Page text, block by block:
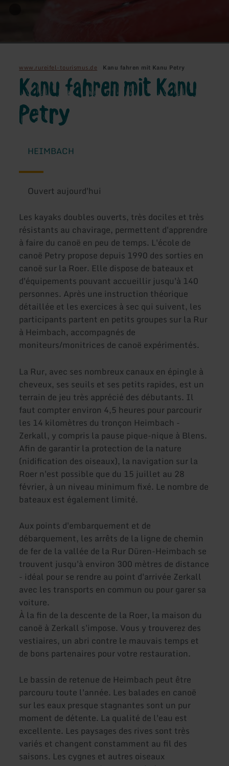
www.rureifel-tourismus.de Kanu fahren mit Kanu Petry
Kanu fahren mit Kanu
Petry
HEIMBACH
Ouvert aujourd'hui
Les kayaks doubles ouverts, très dociles et très
résistants au chavirage, permettent d'apprendre
à faire du canoë en peu de temps. L'école de
canoë Petry propose depuis 1990 des sorties en
canoë sur la Roer. Elle dispose de bateaux et
d'équipements pouvant accueillir jusqu'à 140
personnes. Après une instruction théorique
détaillée et les exercices à sec qui suivent, les
participants partent en petits groupes sur la Rur
à Heimbach, accompagnés de
moniteurs/monitrices de canoë expérimentés.
La Rur, avec ses nombreux canaux en épingle à
cheveux, ses seuils et ses petits rapides, est un
terrain de jeu très apprécié des débutants. Il
faut compter environ 4,5 heures pour parcourir
les 14 kilomètres du tronçon Heimbach -
Zerkall, y compris la pause pique-nique à Blens.
Afin de garantir la protection de la nature
(nidification des oiseaux), la navigation sur la
Roer n'est possible que du 15 juillet au 28
février, à un niveau minimum fixé. Le nombre de
bateaux est également limité.
Aux points d'embarquement et de
débarquement, les arrêts de la ligne de chemin
de fer de la vallée de la Rur Düren-Heimbach se
trouvent jusqu'à environ 300 mètres de distance
- idéal pour se rendre au point d'arrivée Zerkall
avec les transports en commun ou pour garer sa
voiture.
À la fin de la descente de la Roer, la maison du
canoë à Zerkall s'impose. Vous y trouverez des
vestiaires, un abri contre le mauvais temps et
de bons partenaires pour votre restauration.
Le bassin de retenue de Heimbach peut être
parcouru toute l'année. Les balades en canoë
sur les eaux presque stagnantes sont un pur
moment de détente. La qualité de l'eau est
excellente. Les paysages des rives sont très
variés et changent constamment au fil des
saisons. Les cygnes et autres oiseaux